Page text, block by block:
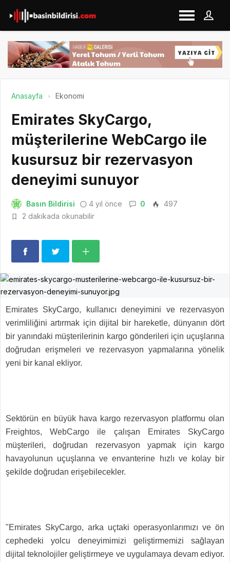
Anasayfa Ekonomi
Emirates SkyCargo,
müşterilerine WebCargo ile
kusursuz bir rezervasyon
deneyimi sunuyor
Basın Bildirisi 4 yıl önce 0
497
2 dakikada okunabilir
Emirates SkyCargo, kullanıcı deneyimini ve rezervasyon
verimliliğini artırmak için dijital bir hareketle, dünyanın dört
bir yanındaki müşterilerinin kargo gönderileri için uçuşlarına
doğrudan erişmeleri ve rezervasyon yapmalarına yönelik
yeni bir kanal ekliyor.
Sektörün en büyük hava kargo rezervasyon platformu olan
Freightos, WebCargo ile çalışan Emirates SkyCargo
müşterileri, doğrudan rezervasyon yapmak için kargo
havayolunun uçuşlarına ve envanterine hızlı ve kolay bir
şekilde doğrudan erişebilecekler.
"Emirates SkyCargo, arka uçtaki operasyonlarımızı ve ön
cephedeki yolcu deneyimimizi geliştirmemizi sağlayan
dijital teknolojiler geliştirmeye ve uygulamaya devam ediyor.